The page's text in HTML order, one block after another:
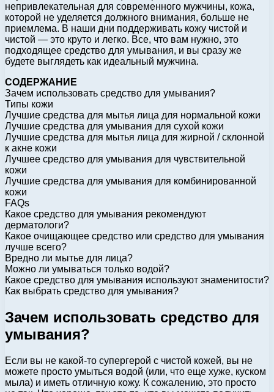
непривлекательная для современного мужчины, кожа,
которой не уделяется должного внимания, больше не
приемлема. В наши дни поддерживать кожу чистой и
чистой — это круто и легко. Все, что вам нужно, это
подходящее средство для умывания, и вы сразу же
будете выглядеть как идеальный мужчина.
СОДЕРЖАНИЕ
Зачем использовать средство для умывания?
Типы кожи
Лучшие средства для мытья лица для нормальной кожи
Лучшие средства для умывания для сухой кожи
Лучшие средства для мытья лица для жирной / склонной
к акне кожи
Лучшее средство для умывания для чувствительной
кожи
Лучшие средства для умывания для комбинированной
кожи
FAQs
Какое средство для умывания рекомендуют
дерматологи?
Какое очищающее средство или средство для умывания
лучше всего?
Вредно ли мытье для лица?
Можно ли умываться только водой?
Какое средство для умывания используют знаменитости?
Как выбрать средство для умывания?
Зачем использовать средство для
умывания?
Если вы не какой-то супергерой с чистой кожей, вы не
можете просто умыться водой (или, что еще хуже, куском
мыла) и иметь отличную кожу. К сожалению, это просто